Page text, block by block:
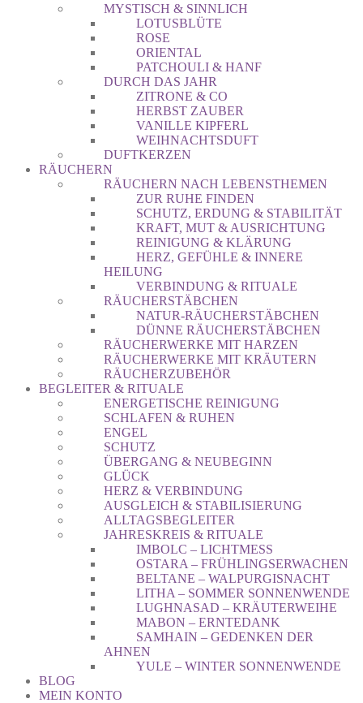
MYSTISCH & SINNLICH
LOTUSBLÜTE
ROSE
ORIENTAL
PATCHOULI & HANF
DURCH DAS JAHR
ZITRONE & CO
HERBST ZAUBER
VANILLE KIPFERL
WEIHNACHTSDUFT
DUFTKERZEN
RÄUCHERN
RÄUCHERN NACH LEBENSTHEMEN
ZUR RUHE FINDEN
SCHUTZ, ERDUNG & STABILITÄT
KRAFT, MUT & AUSRICHTUNG
REINIGUNG & KLÄRUNG
HERZ, GEFÜHLE & INNERE
HEILUNG
VERBINDUNG & RITUALE
RÄUCHERSTÄBCHEN
NATUR-RÄUCHERSTÄBCHEN
DÜNNE RÄUCHERSTÄBCHEN
RÄUCHERWERKE MIT HARZEN
RÄUCHERWERKE MIT KRÄUTERN
RÄUCHERZUBEHÖR
BEGLEITER & RITUALE
ENERGETISCHE REINIGUNG
SCHLAFEN & RUHEN
ENGEL
SCHUTZ
ÜBERGANG & NEUBEGINN
GLÜCK
HERZ & VERBINDUNG
AUSGLEICH & STABILISIERUNG
ALLTAGSBEGLEITER
JAHRESKREIS & RITUALE
IMBOLC – LICHTMESS
OSTARA – FRÜHLINGSERWACHEN
BELTANE – WALPURGISNACHT
LITHA – SOMMER SONNENWENDE
LUGHNASAD – KRÄUTERWEIHE
MABON – ERNTEDANK
SAMHAIN – GEDENKEN DER
AHNEN
YULE – WINTER SONNENWENDE
BLOG
MEIN KONTO